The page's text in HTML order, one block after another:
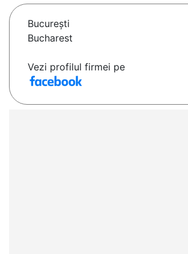
Bucureşti
Bucharest
Vezi profilul firmei pe